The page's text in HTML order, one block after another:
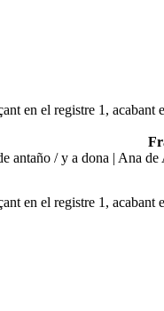
en el registre 1, acabant
antaño / y a dona | Ana
en el registre 1, acabant